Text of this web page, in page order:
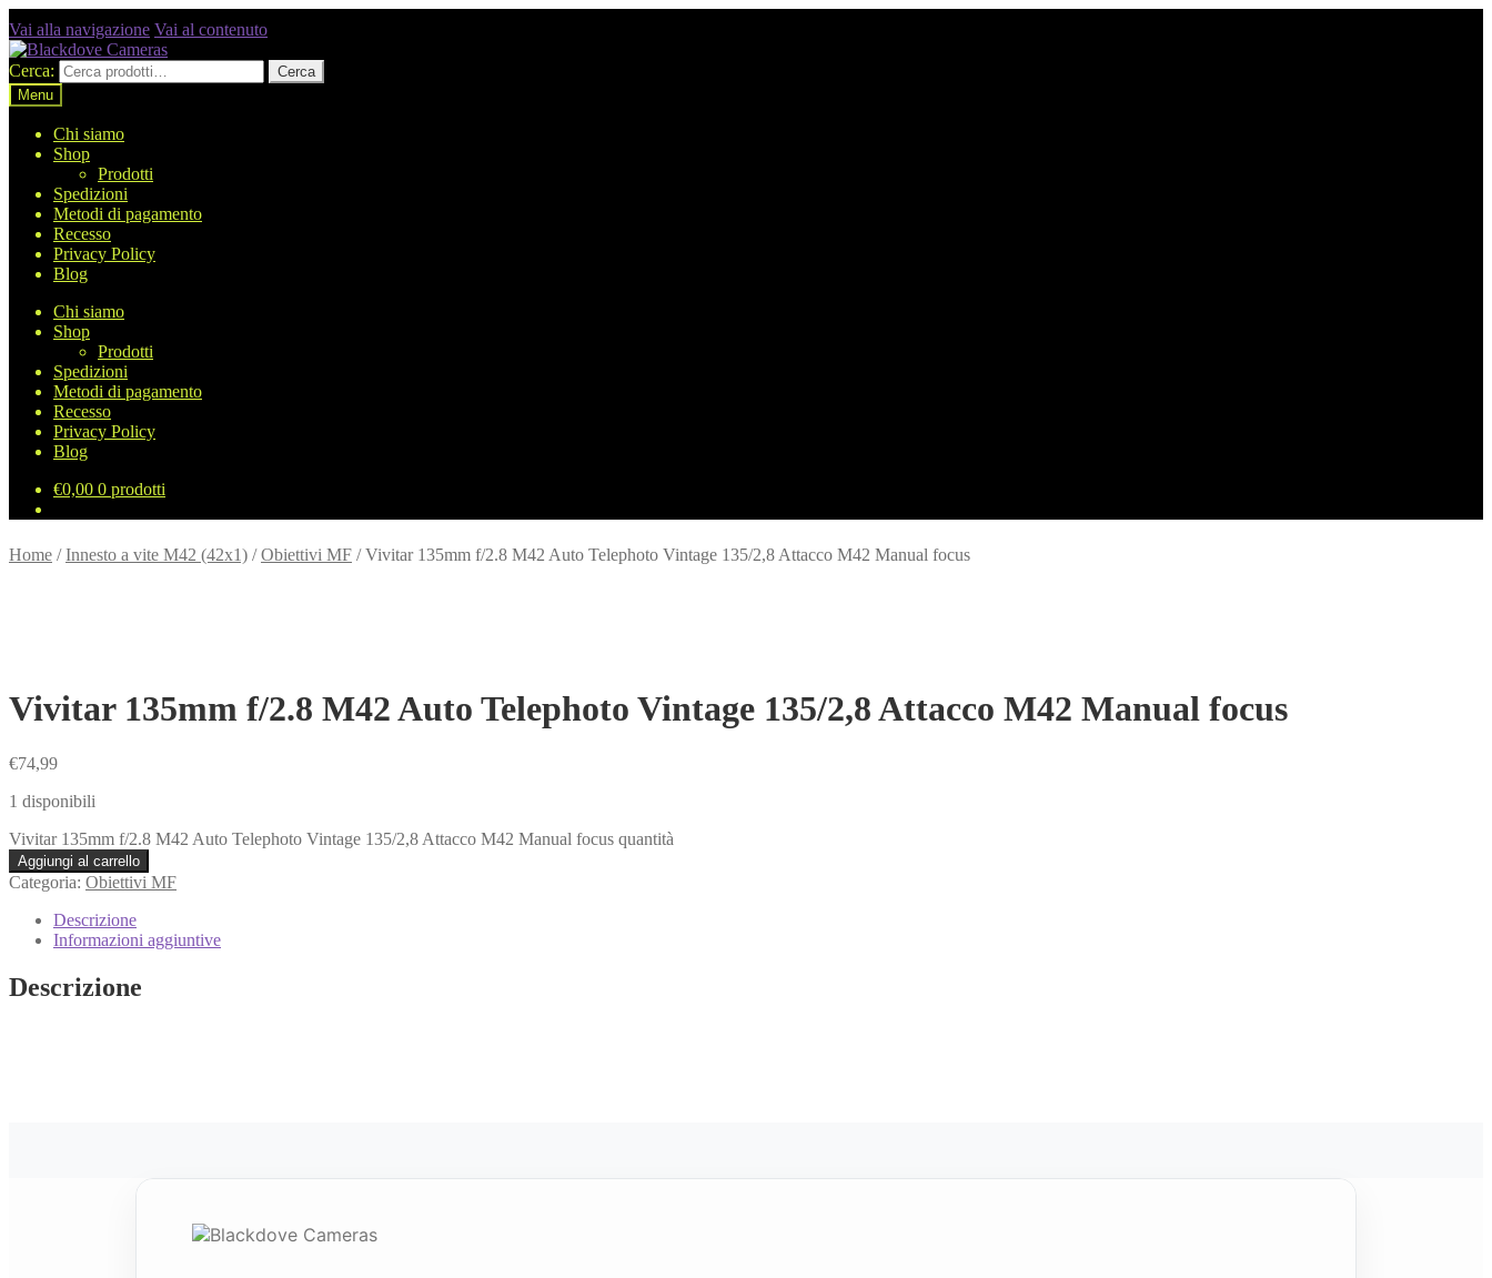
Vai alla navigazione Vai al contenuto
Cerca:
Cerca
Menu
Chi siamo
Shop
Prodotti
Spedizioni
Metodi di pagamento
Recesso
Privacy Policy
Blog
Chi siamo
Shop
Prodotti
Spedizioni
Metodi di pagamento
Recesso
Privacy Policy
Blog
€0,00 0 prodotti
Home /Innesto a vite M42 (42x1) /Obiettivi MF /Vivitar 135mm f/2.8 M42 Auto Telephoto Vintage 135/2,8 Attacco M42 Manual focus
Vivitar 135mm f/2.8 M42 Auto Telephoto Vintage 135/2,8 Attacco M42 Manual focus
€74,99
1 disponibili
Vivitar 135mm f/2.8 M42 Auto Telephoto Vintage 135/2,8 Attacco M42 Manual focus quantità
Aggiungi al carrello
Categoria: Obiettivi MF
Descrizione
Informazioni aggiuntive
Descrizione